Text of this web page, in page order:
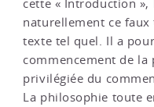
cette « Introduction
naturellement ce
texte tel quel. Il a
commencement de la
privilégiée du
La philosophie toute